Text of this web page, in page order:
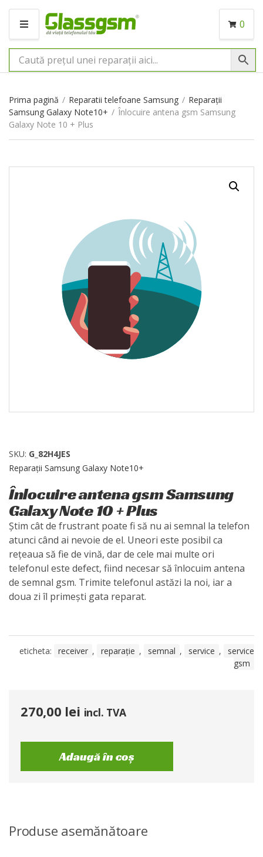
M
N
I
0
Prima pagină / Reparatii telefoane Samsung / Reparații
Samsung Galaxy Note10+ / Înlocuire antena gsm Samsung
Galaxy Note 10 + Plus
SKU: G_82H4JES
Reparații Samsung Galaxy Note10+
Înlocuire antena gsm Samsung
Galaxy Note 10 + Plus
Știm cât de frustrant poate fi să nu ai semnal la telefon
atunci când ai nevoie de el. Uneori este posibil ca
rețeaua să fie de vină, dar de cele mai multe ori
telefonul este defect, fiind necesar să înlocuim antena
de semnal gsm. Trimite telefonul astăzi la noi, iar a
doua zi îl primești gata reparat.
eticheta: receiver , reparație , semnal , service ,
service
gsm
270,00 lei incl. TVA
Adaugă în coș
Produse asemănătoare